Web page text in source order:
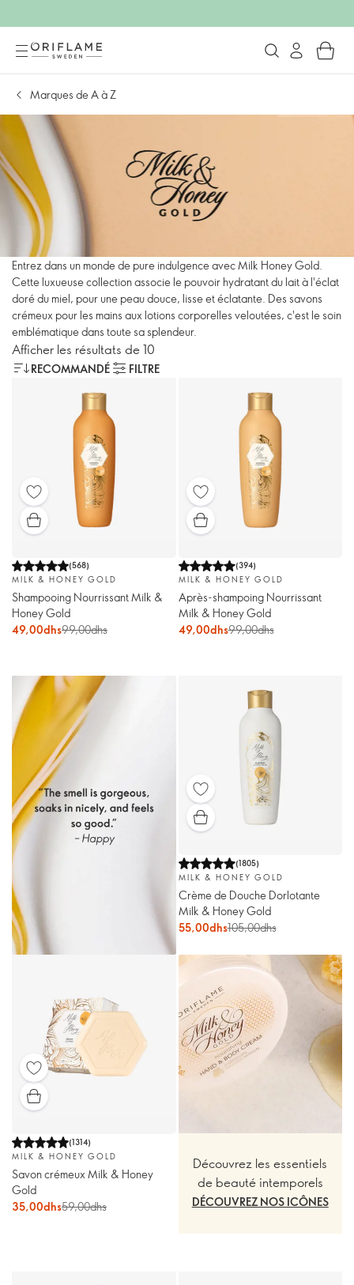
Marques de A à Z
Entrez dans un monde de pure indulgence avec Milk Honey Gold.
Cette luxueuse collection associe le pouvoir hydratant du lait à l'éclat
doré du miel, pour une peau douce, lisse et éclatante. Des savons
crémeux pour les mains aux lotions corporelles veloutées, c'est le soin
emblématique dans toute sa splendeur.
Afficher les résultats de 10
RECOMMANDÉ FILTRE
(568)
MILK & HONEY GOLD
Shampooing Nourrissant Milk &
Honey Gold
49,00dhs99,00dhs
(394)
MILK & HONEY GOLD
Après-shampoing Nourrissant
Milk & Honey Gold
49,00dhs99,00dhs
(1805)
MILK & HONEY GOLD
Crème de Douche Dorlotante
Milk & Honey Gold
55,00dhs105,00dhs
(1314)
MILK & HONEY GOLD
Savon crémeux Milk & Honey
Gold
35,00dhs59,00dhs
Découvrez les essentiels
de beauté intemporels
DÉCOUVREZ NOS ICÔNES